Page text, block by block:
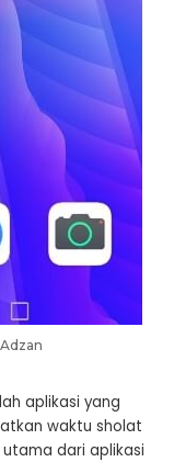
aplikasi yang
waktu sholat
dari aplikasi